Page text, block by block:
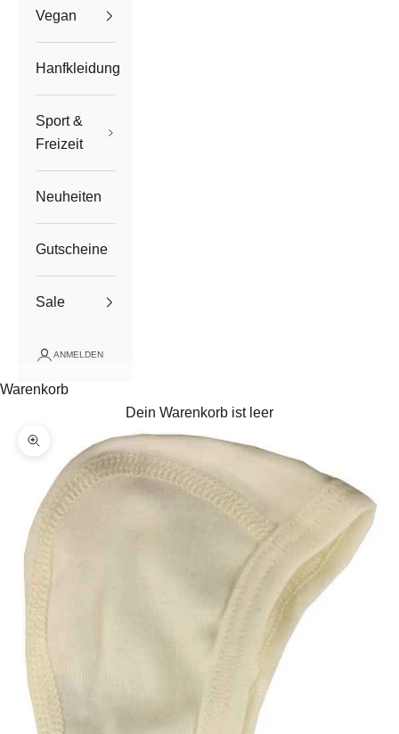
Vegan
Hanfkleidung
Sport &
Freizeit
Neuheiten
Gutscheine
Sale
ANMELDEN
Warenkorb
Dein Warenkorb ist leer
Bild vergrößern